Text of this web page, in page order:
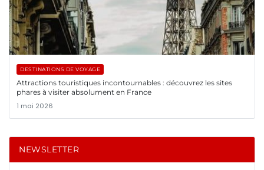
DESTINATIONS DE VOYAGE
Attractions touristiques incontournables : découvrez les sites
phares à visiter absolument en France
1 mai 2026
NEWSLETTER